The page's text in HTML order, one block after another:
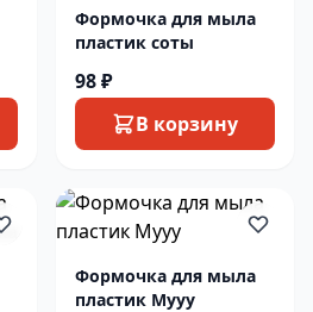
Формочка для мыла
пластик соты
98 ₽
В корзину
Формочка для мыла
пластик Мууу